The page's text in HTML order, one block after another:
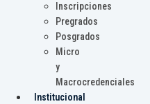
Inscripciones
Pregrados
Posgrados
Micro
y
Macrocredenciales
Institucional